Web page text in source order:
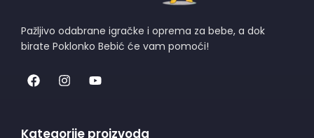
Pažljivo odabrane igračke i oprema za bebe, a dok
birate Poklonko Bebić će vam pomoći!
Kategorije proizvoda